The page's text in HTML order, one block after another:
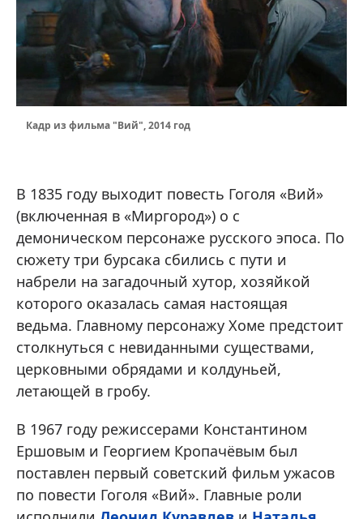
Кадр из фильма "Вий", 2014 год
В 1835 году выходит повесть Гоголя «Вий»
(включенная в «Миргород») о с
демоническом персонаже русского эпоса. По
сюжету три бурсака сбились с пути и
набрели на загадочный хутор, хозяйкой
которого оказалась самая настоящая
ведьма. Главному персонажу Хоме предстоит
столкнуться с невиданными существами,
церковными обрядами и колдуньей,
летающей в гробу.
В 1967 году режиссерами Константином
Ершовым и Георгием Кропачёвым был
поставлен первый советский фильм ужасов
по повести Гоголя «Вий». Главные роли